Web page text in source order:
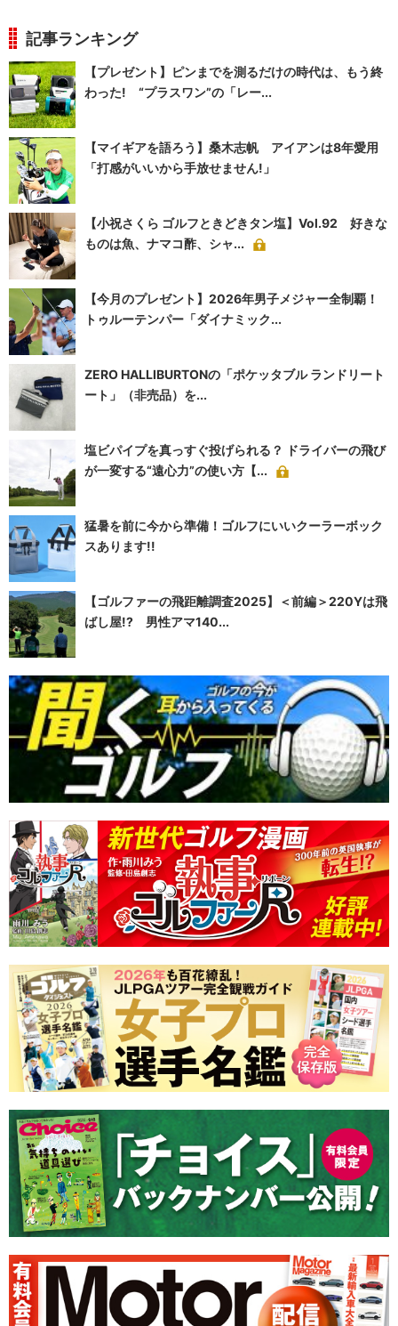
記事ランキング
【プレゼント】ピンまでを測るだけの時代は、もう終
わった! “プラスワン”の「レー...
【マイギアを語ろう】桑木志帆 アイアンは8年愛用
「打感がいいから手放せません!」
【小祝さくら ゴルフときどきタン塩】Vol.92 好きな
ものは魚、ナマコ酢、シャ...
【今月のプレゼント】2026年男子メジャー全制覇！
トゥルーテンパー「ダイナミック...
ZERO HALLIBURTONの「ポケッタブル ランドリート
ート」（非売品）を...
塩ビパイプを真っすぐ投げられる？ ドライバーの飛び
が一変する“遠心力”の使い方【...
猛暑を前に今から準備！ゴルフにいいクーラーボック
スあります!!
【ゴルファーの飛距離調査2025】＜前編＞220Yは飛
ばし屋!? 男性アマ140...